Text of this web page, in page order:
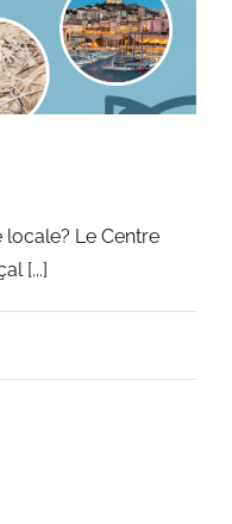
Le Centre
[...]